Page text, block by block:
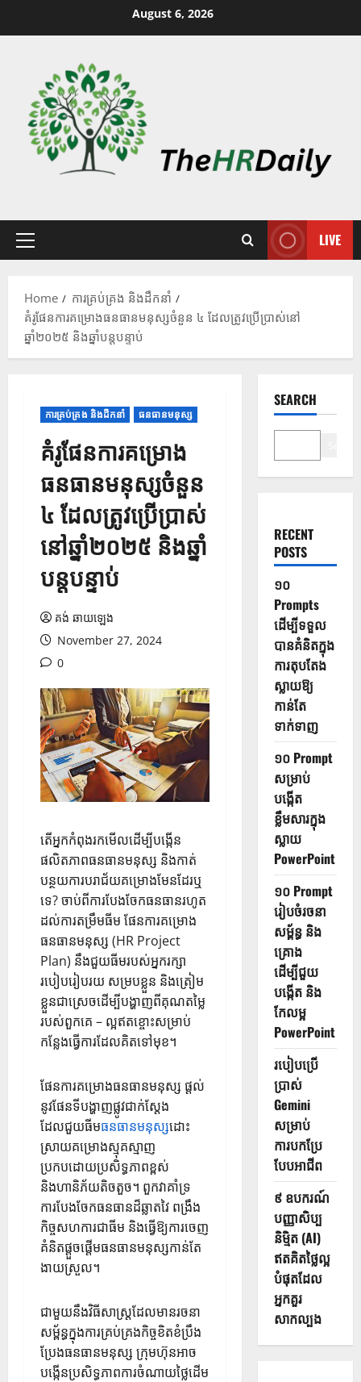
August 6, 2026
LIVE
Home
ការគ្រប់គ្រង និងដឹកនាំ
គំរូផែនការគម្រោងធនធានមនុស្សចំនួន ៤ ដែលត្រូវប្រើប្រាស់នៅ
ឆ្នាំ២០២៥ និងឆ្នាំបន្តបន្ទាប់
ការគ្រប់គ្រង និងដឹកនាំ ធនធានមនុស្ស
គំរូផែនការគម្រោង
ធនធានមនុស្សចំនួន
៤ ដែលត្រូវប្រើប្រាស់
នៅឆ្នាំ២០២៥ និងឆ្នាំ
បន្តបន្ទាប់
គង់ ឆាយឡេង
November 27, 2024
0
តើអ្នកកំពុងរកមើលដើម្បីបង្កើន
ផលិតភាពធនធានមនុស្ស និងកាត់
បន្ថយការបរាជ័យគម្រោងមែនដែរឬ
ទេ? ចាប់ពីការបែងចែកធនធានរហូត
ដល់ការតម្រឹមធីម ផែនការគម្រោង
ធនធានមនុស្ស (HR Project
Plan) នឹងជួយធីមរបស់អ្នករក្សា
របៀបរៀបរយ សម្របខ្លួន និងត្រៀម
ខ្លួនជាស្រេចដើម្បីបង្ហាញពីគុណតម្លៃ
របស់ពួកគេ – ល្អឥតខ្ចោះសម្រាប់
កន្លែងធ្វើការដែលគិតទៅមុខ។
ផែនការគម្រោងធនធានមនុស្ស ផ្តល់
នូវផែនទីបង្ហាញផ្លូវជាក់ស្តែង
ដែលជួយធីមធនធានមនុស្សដោះ
ស្រាយគម្រោងស្មុគស្មាញ
ប្រកបដោយប្រសិទ្ធភាពខ្ពស់
និងហានិភ័យតិចតួច។ ពួកវាគាំទ្រ
ការបែងចែកធនធានដ៏ឆ្លាតវៃ ពង្រឹង
កិច្ចសហការជាធីម និងធ្វើឱ្យការចេញ
គំនិតផ្តួចផ្តើមធនធានមនុស្សកាន់តែ
ងាយស្រួល។
ជាមួយនឹងវិធីសាស្រ្តដែលមានរចនា
សម្ព័ន្ធក្នុងការគ្រប់គ្រងកិច្ចខិតខំប្រឹង
ប្រែងធនធានមនុស្ស ក្រុមហ៊ុនអាច
បង្កើនប្រសិទ្ធភាពការចំណាយថ្លៃដើម
SEARCH
RECENT
POSTS
១០
Prompts
ដើម្បីទទួល
បានគំនិតក្នុង
ការតុបតែង
ស្លាយឱ្យ
កាន់តែ
ទាក់ទាញ
១០ Prompt
សម្រាប់
បង្កើត
ខ្លឹមសារក្នុង
ស្លាយ
PowerPoint
១០ Prompt
រៀបចំរចនា
សម្ព័ន្ធ និង
គ្រោង
ដើម្បីជួយ
បង្កើត និង
កែលម្អ
PowerPoint
របៀបប្រើ
ប្រាស់
Gemini
សម្រាប់
ការបកប្រែ
បែបអាជីព
៩ ឧបករណ៍
បញ្ញាសិប្ប
និម្មិត (AI)
ឥតគិតថ្លៃល្អ
បំផុតដែល
អ្នកគួរ
សាកល្បង